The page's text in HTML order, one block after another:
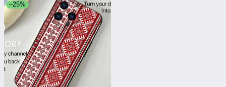
–25%